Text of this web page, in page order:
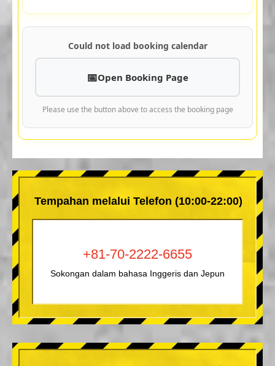
Could not load booking calendar
Open Booking Page
Please use the button above to access the booking page
Tempahan melalui Telefon (10:00-22:00)
+81-70-2222-6655
Sokongan dalam bahasa Inggeris dan Jepun